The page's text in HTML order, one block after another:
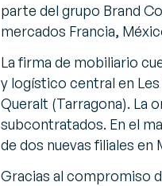
parte del grupo Brand
mercados Francia,
La firma de mobiliario
y logístico central en
Queralt (Tarragona). La
subcontratados. En el
de dos nuevas filiales en
Gracias al compromiso